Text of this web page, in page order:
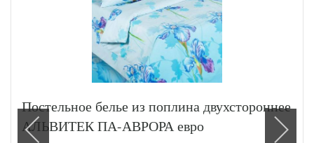
Постельное белье из поплина двухстороннее
АЛЬВИТЕК ПА-АВРОРА евро